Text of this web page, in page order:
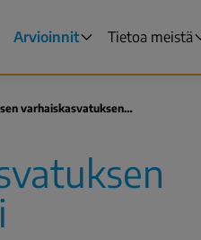
Arvioinnit Tietoa meistä
varhaiskasvatuksen…